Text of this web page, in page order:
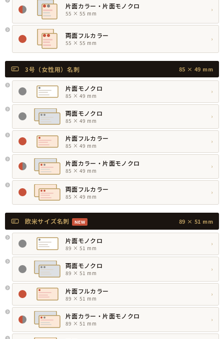
片面カラー・片面モノクロ
55 × 55 mm
›
両面フルカラー
55 × 55 mm
›
3号（女性用）名刺 85 × 49 mm
片面モノクロ
85 × 49 mm
›
両面モノクロ
85 × 49 mm
›
片面フルカラー
85 × 49 mm
›
片面カラー・片面モノクロ
85 × 49 mm
›
両面フルカラー
85 × 49 mm
›
欧米サイズ名刺 NEW 89 × 51 mm
片面モノクロ
89 × 51 mm
›
両面モノクロ
89 × 51 mm
›
片面フルカラー
89 × 51 mm
›
片面カラー・片面モノクロ
89 × 51 mm
›